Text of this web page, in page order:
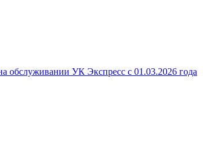
УК Экспресс с 01.03.2026 года